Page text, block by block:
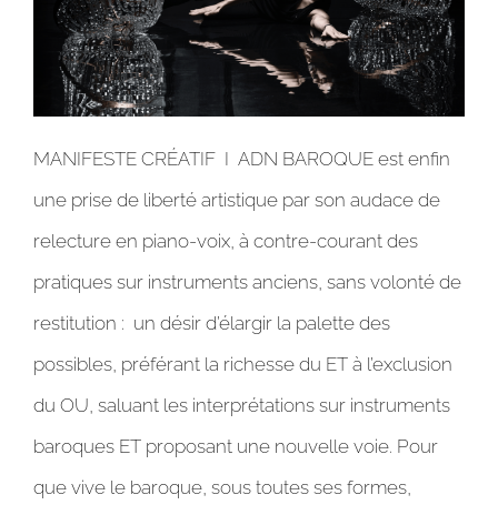
MANIFESTE CRÉATIF I ADN BAROQUE est enfin
une prise de liberté artistique par son audace de
relecture en piano-voix, à contre-courant des
pratiques sur instruments anciens, sans volonté de
restitution : un désir d’élargir la palette des
possibles, préférant la richesse du ET à l’exclusion
du OU, saluant les interprétations sur instruments
baroques ET proposant une nouvelle voie. Pour
que vive le baroque, sous toutes ses formes,